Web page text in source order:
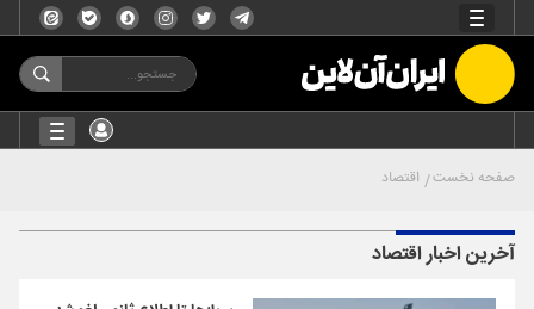
صفحه نخست اقتصاد
آخرین اخبار اقتصاد